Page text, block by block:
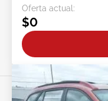
Oferta actual:
$0